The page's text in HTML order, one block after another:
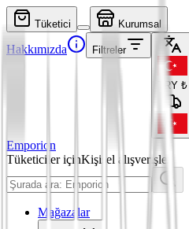
Tüketici Kurumsal
Hakkımızda Filtreler
TRY ₺
Emporion
Tüketiciler içinKişisel alışverişler
Mağazalar